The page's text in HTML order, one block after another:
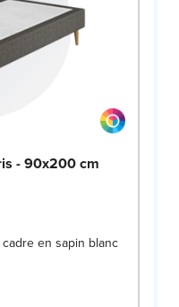
- 90x200 cm
en sapin blanc